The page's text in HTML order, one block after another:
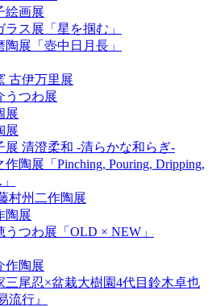
絵画展
ラス展「星を掴む」
陶展「壺中日月長」
古伊万里展
うつわ展
展
展
展 清澄柔和 -清らかな和らぎ-
陶展「Pinching, Pouring, Dripping,
村州二作陶展
陶展
うつわ展「OLD × NEW」
作陶展
三尾忍×盆栽大樹園4代目鈴木卓也
流行』